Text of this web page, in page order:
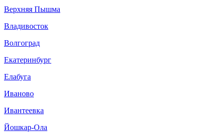
Верхняя Пышма
Владивосток
Волгоград
Екатеринбург
Елабуга
Иваново
Ивантеевка
Йошкар-Ола